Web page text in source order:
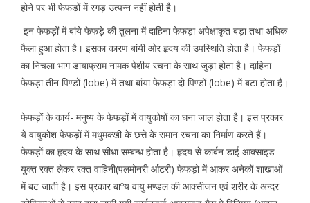
होने पर भी फेफड़ों में रगड़ उत्पन्न नहीं होती है।
इन फेफड़ों में बांये फेफड़े की तुलना में दाहिना फेफड़ा अपेक्षाकृत बड़ा तथा अधिक
फैला हुआ होता है। इसका कारण बांयी ओर हृदय की उपस्थिति होता है। फेफड़ों
का निचला भाग डायाफ्राम नामक पेशीय रचना के साथ जुड़ा होता है। दाहिना
फेफड़ा तीन पिण्डों (lobe) में तथा बांया फेफड़ा दो पिण्डों (lobe) में बटा होता है।
फेफड़ों के कार्य- मनुष्य के फेफड़ों में वायुकोषों का घना जाल होता है। इस प्रकार
ये वायुकोश फेफड़ों में मधुमक्खी के छत्ते के समान रचना का निर्माण करते हैं।
फेफड़ों का हृदय के साथ सीधा सम्बन्ध होता है। हृदय से कार्बन डाई आक्साइड
युक्त रक्त लेकर रक्त वाहिनी(पलमोनरी र्आटरी) फेफड़ो में आकर अनेकों शाखाओं
में बट जाती है। इस प्रकार बाºय वायु मण्डल की आक्सीजन एवं शरीर के अन्दर